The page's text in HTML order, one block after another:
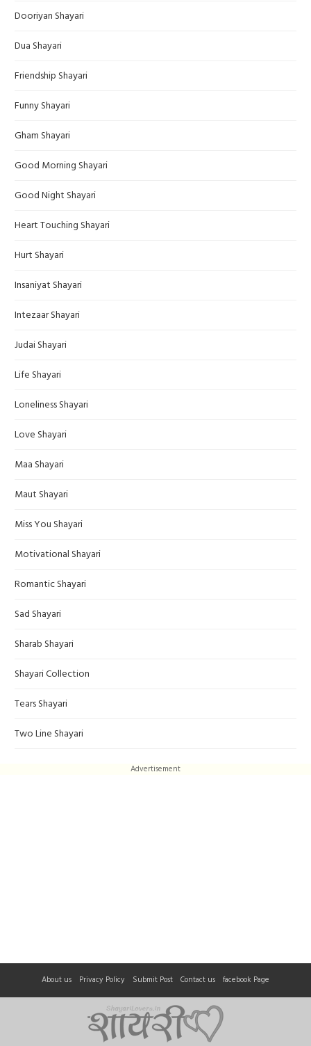
Dooriyan Shayari
Dua Shayari
Friendship Shayari
Funny Shayari
Gham Shayari
Good Morning Shayari
Good Night Shayari
Heart Touching Shayari
Hurt Shayari
Insaniyat Shayari
Intezaar Shayari
Judai Shayari
Life Shayari
Loneliness Shayari
Love Shayari
Maa Shayari
Maut Shayari
Miss You Shayari
Motivational Shayari
Romantic Shayari
Sad Shayari
Sharab Shayari
Shayari Collection
Tears Shayari
Two Line Shayari
Advertisement
About us Privacy Policy Submit Post Contact us facebook Page